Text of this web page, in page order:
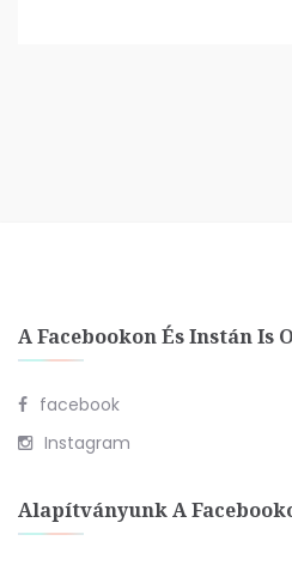
A Facebookon És Instán Is
facebook
Instagram
Alapítványunk A